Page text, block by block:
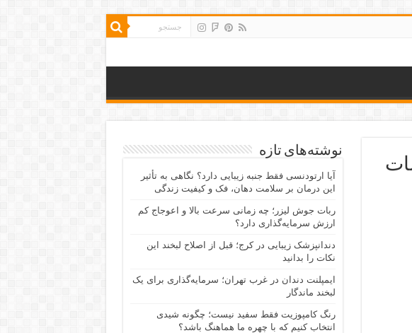
نوشته‌های تازه
آیا ارتودنسی فقط جنبه زیبایی دارد؟ نگاهی به تأثیر
این درمان بر سلامت دهان، فک و کیفیت زندگی
ربات جوش لیزر؛ چه زمانی سرعت بالا و اعوجاج کم
ارزش سرمایه‌گذاری دارد؟
دندانپزشک زیبایی در کرج؛ قبل از اصلاح لبخند این
نکات را بدانید
ایمپلنت دندان در غرب تهران؛ سرمایه‌گذاری برای یک
لبخند ماندگار
رنگ کامپوزیت فقط سفید نیست؛ چگونه شیدی
انتخاب کنیم که با چهره ما هماهنگ باشد؟